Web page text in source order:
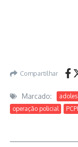
Compartilhar
Marcado:
operação policial